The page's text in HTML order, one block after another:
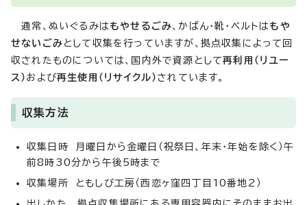
通常、ぬいぐるみは もやせるごみ、かばん・靴・ベルトは もや
せないごみ として収集を行っていますが、拠点収集によって回
収されたものについては、国内外で資源として再利用（リユー
ス） および再生使用（リサイクル） されています。
収集方法
収集日時 月曜日から金曜日（祝祭日、年末・年始を除く）午
前8時30分から午後5時まで
収集場所 ともしび工房（西恋ヶ窪四丁目10番地2）